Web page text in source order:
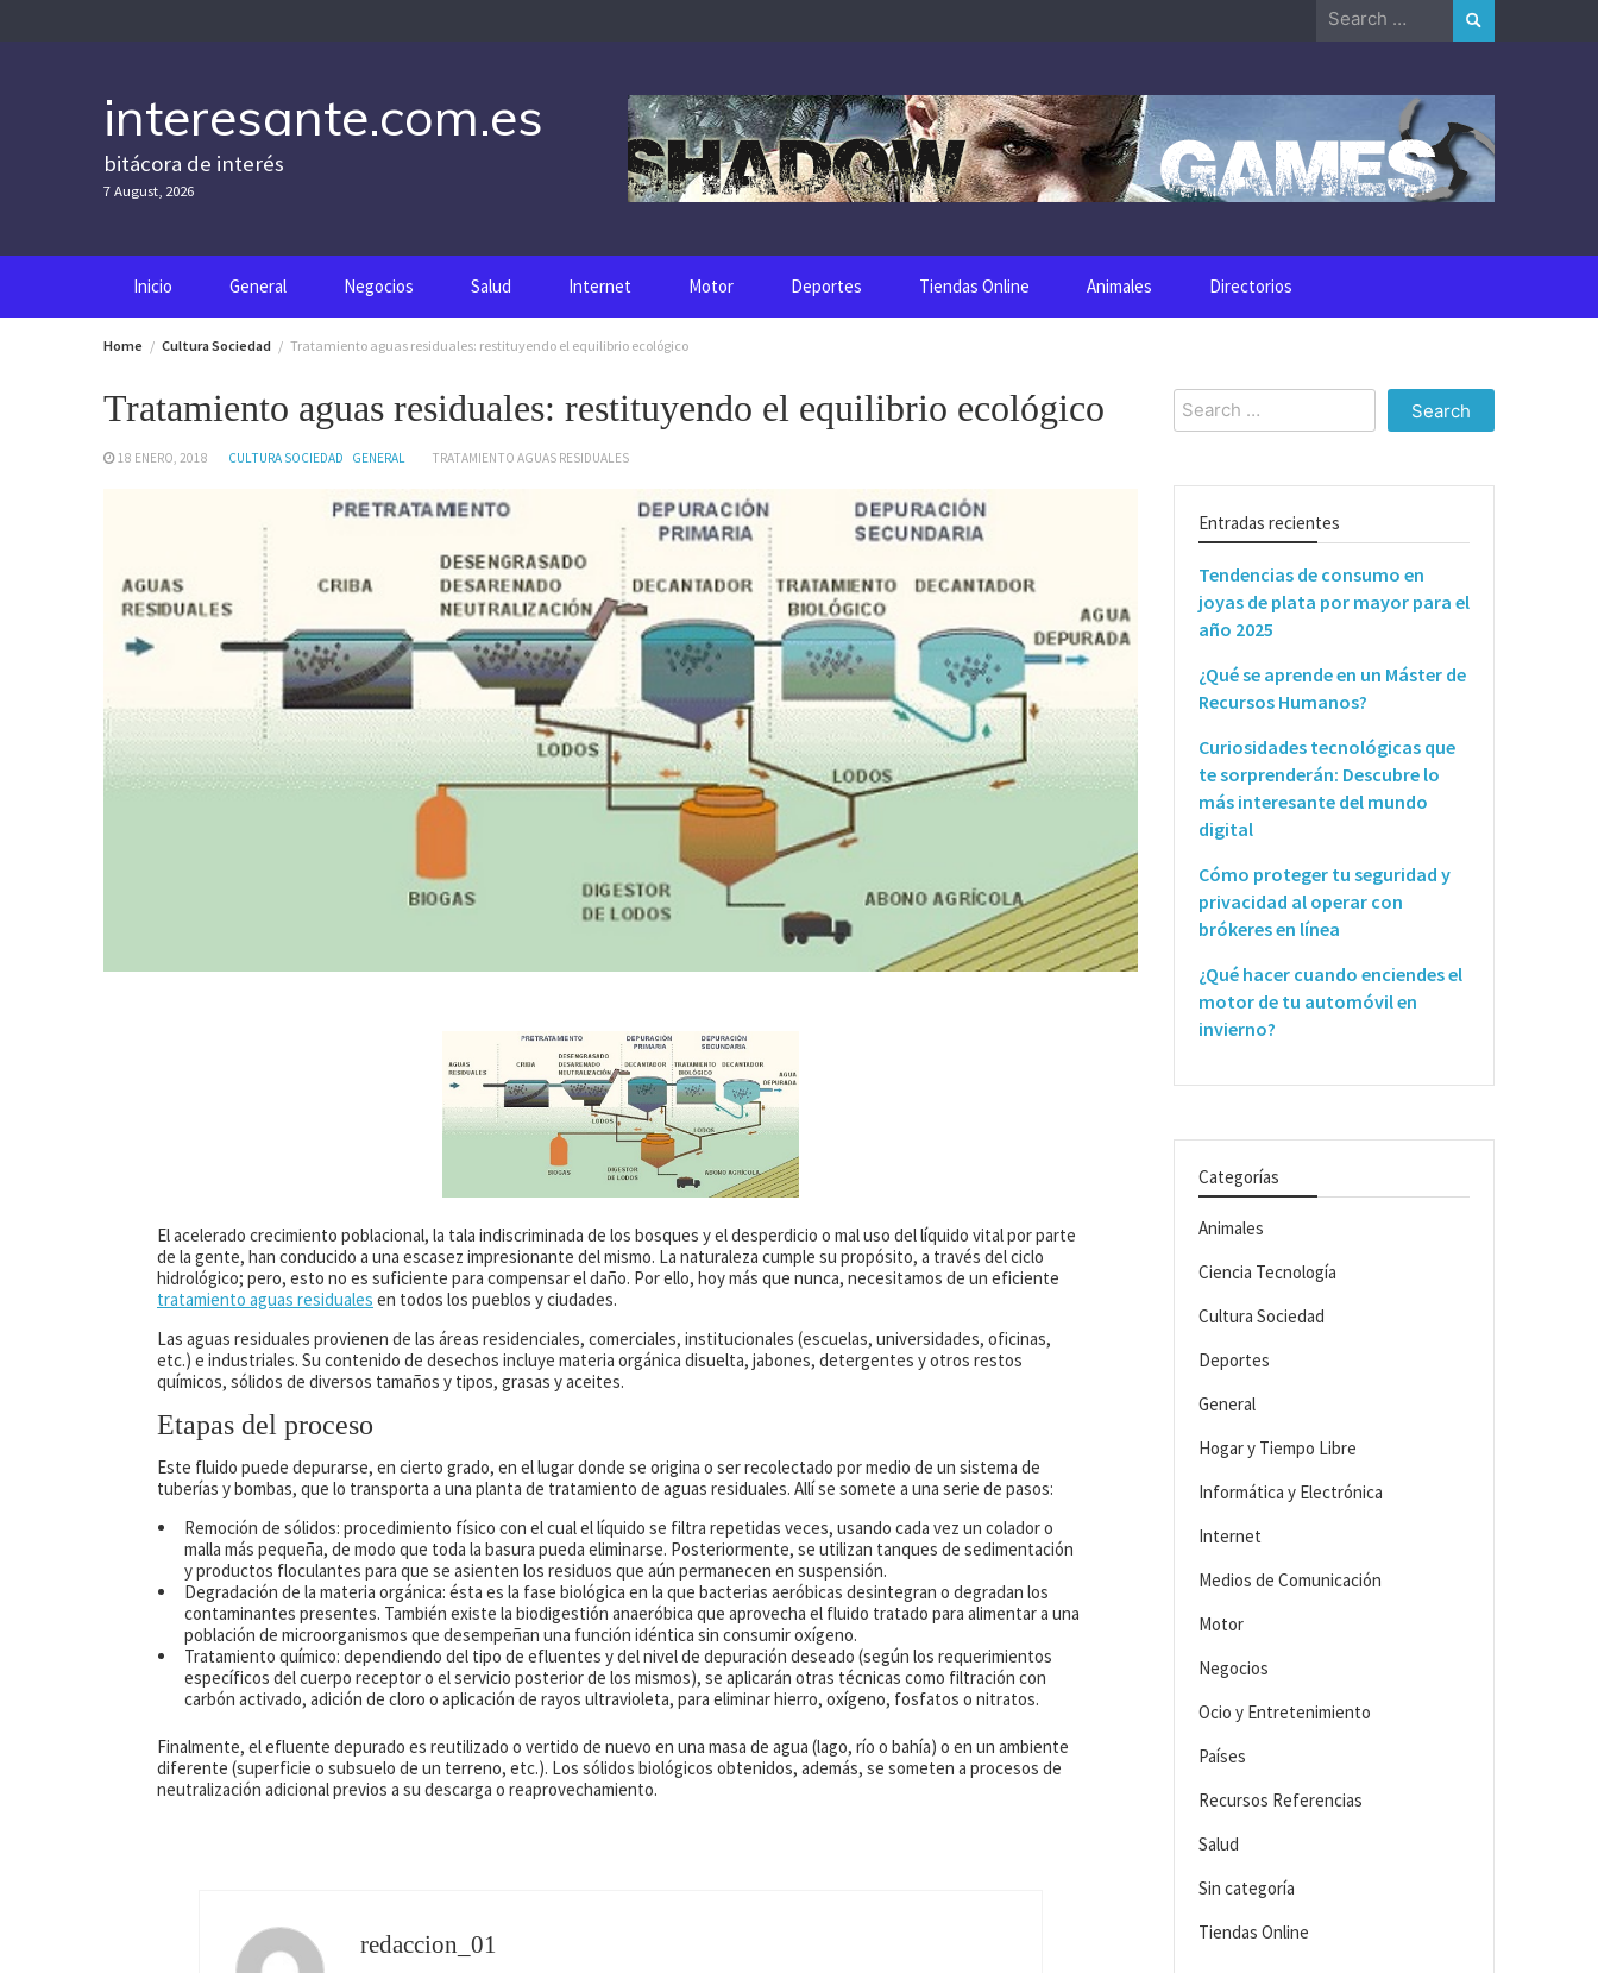
Search
interesante.com.es
bitácora de interés
7 August, 2026
Inicio General Negocios Salud Internet Motor Deportes Tiendas Online Animales Directorios
Home Cultura Sociedad Tratamiento aguas residuales: restituyendo el equilibrio ecológico
Tratamiento aguas residuales: restituyendo el equilibrio ecológico
18 ENERO, 2018 CULTURA SOCIEDAD GENERAL TRATAMIENTO AGUAS RESIDUALES
El acelerado crecimiento poblacional, la tala indiscriminada de los bosques y el desperdicio o mal uso del líquido vital por parte
de la gente, han conducido a una escasez impresionante del mismo. La naturaleza cumple su propósito, a través del ciclo
hidrológico; pero, esto no es suficiente para compensar el daño. Por ello, hoy más que nunca, necesitamos de un eficiente
tratamiento aguas residuales en todos los pueblos y ciudades.
Las aguas residuales provienen de las áreas residenciales, comerciales, institucionales (escuelas, universidades, oficinas,
etc.) e industriales. Su contenido de desechos incluye materia orgánica disuelta, jabones, detergentes y otros restos
químicos, sólidos de diversos tamaños y tipos, grasas y aceites.
Etapas del proceso
Este fluido puede depurarse, en cierto grado, en el lugar donde se origina o ser recolectado por medio de un sistema de
tuberías y bombas, que lo transporta a una planta de tratamiento de aguas residuales. Allí se somete a una serie de pasos:
Remoción de sólidos: procedimiento físico con el cual el líquido se filtra repetidas veces, usando cada vez un colador o
malla más pequeña, de modo que toda la basura pueda eliminarse. Posteriormente, se utilizan tanques de sedimentación
y productos floculantes para que se asienten los residuos que aún permanecen en suspensión.
Degradación de la materia orgánica: ésta es la fase biológica en la que bacterias aeróbicas desintegran o degradan los
contaminantes presentes. También existe la biodigestión anaeróbica que aprovecha el fluido tratado para alimentar a una
población de microorganismos que desempeñan una función idéntica sin consumir oxígeno.
Tratamiento químico: dependiendo del tipo de efluentes y del nivel de depuración deseado (según los requerimientos
específicos del cuerpo receptor o el servicio posterior de los mismos), se aplicarán otras técnicas como filtración con
carbón activado, adición de cloro o aplicación de rayos ultravioleta, para eliminar hierro, oxígeno, fosfatos o nitratos.
Finalmente, el efluente depurado es reutilizado o vertido de nuevo en una masa de agua (lago, río o bahía) o en un ambiente
diferente (superficie o subsuelo de un terreno, etc.). Los sólidos biológicos obtenidos, además, se someten a procesos de
neutralización adicional previos a su descarga o reaprovechamiento.
redaccion_01
Search
for:
Entradas recientes
Tendencias de consumo en
joyas de plata por mayor para el
año 2025
¿Qué se aprende en un Máster de
Recursos Humanos?
Curiosidades tecnológicas que
te sorprenderán: Descubre lo
más interesante del mundo
digital
Cómo proteger tu seguridad y
privacidad al operar con
brókeres en línea
¿Qué hacer cuando enciendes el
motor de tu automóvil en
invierno?
Categorías
Animales
Ciencia Tecnología
Cultura Sociedad
Deportes
General
Hogar y Tiempo Libre
Informática y Electrónica
Internet
Medios de Comunicación
Motor
Negocios
Ocio y Entretenimiento
Países
Recursos Referencias
Salud
Sin categoría
Tiendas Online